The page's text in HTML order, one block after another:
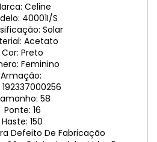
Celine
40001I/S
Solar
Acetato
Cor: Preto
Feminino
Armação:
192337000256
58
Ponte: 16
Haste: 150
Defeito De Fabricação